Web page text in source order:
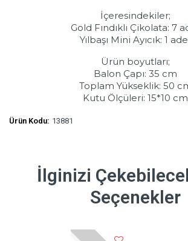
İçeresindekiler;
Gold Fındıklı Çikolata: 7
Yılbaşı Mini Ayıcık: 1
Ürün boyutları;
Balon Çapı: 35 cm
Toplam Yükseklik: 50
Kutu Ölçüleri: 15*10 cm
Ürün Kodu: 13881
İlginizi
Seçenekler